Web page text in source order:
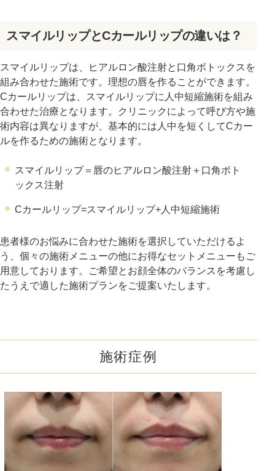
スマイルリップとCカールリップの違いは？
スマイルリップは、ヒアルロン酸注射と口角ボトックスを
組み合わせた施術です。理想の唇を作ることができます。
Cカールリップは、スマイルリップに人中短縮施術を組み
合わせた治療となります。クリニックによって呼び方や施
術内容は異なりますが、基本的には人中を短くしてCカー
ルを作るための施術となります。
スマイルリップ＝唇のヒアルロン酸注射＋口角ボト
ックス注射
Cカールリップ=スマイルリップ+人中短縮施術
患者様のお悩みに合わせた施術を選択していただけるよ
う、個々の施術メニューの他にお得なセットメニューもご
用意しております。ご希望とお顔全体のバランスを考慮し
たうえで適した施術プランをご提案いたします。
施術症例